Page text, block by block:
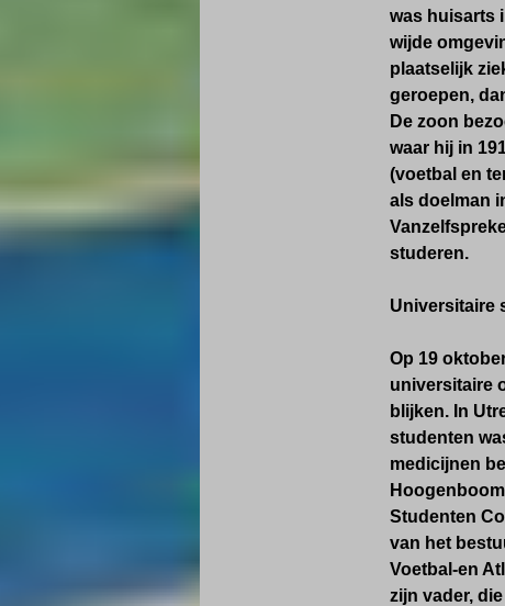
was huisarts
wijde
plaatselijk
geroepen,
De zoon
waar hij in
(voetbal en
als doelman
studeren.
Universitaire
Op 19
universitaire
blijken. In
studenten
medicijnen
Studenten
van het
Voetbal-en
zijn vader,